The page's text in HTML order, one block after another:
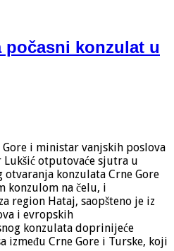
počasni konzulat u
i ministar vanjskih poslova
otputovaće sjutra u
otvaranja konzulata Crne Gore
konzulom na čelu, i
region Hataj, saopšteno je iz
i evropskih
konzulata doprinijeće
između Crne Gore i Turske, koji